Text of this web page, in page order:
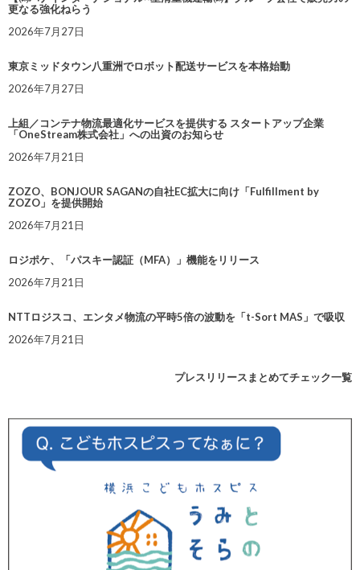
更なる強化ねらう
2026年7月27日
東京ミッドタウン八重洲でロボット配送サービスを本格始動
2026年7月27日
上組／コンテナ物流最適化サービスを提供する スタートアップ企業
「OneStream株式会社」への出資のお知らせ
2026年7月21日
ZOZO、BONJOUR SAGANの自社EC拡大に向け「Fulfillment by
ZOZO」を提供開始
2026年7月21日
ロジポケ、「パスキー認証（MFA）」機能をリリース
2026年7月21日
NTTロジスコ、エンタメ物流の平時5倍の波動を「t-Sort MAS」で吸収
2026年7月21日
プレスリリースまとめてチェック一覧